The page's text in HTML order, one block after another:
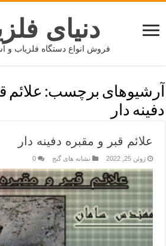
دنیای
فروش انواع دستگاه فلزیاب و
آرشیوهای برچسب: علائم
دفینه دار
علائم قبر و مقبره دفینه دار
ژوئن 25, 2022 نشانه های گنج 0